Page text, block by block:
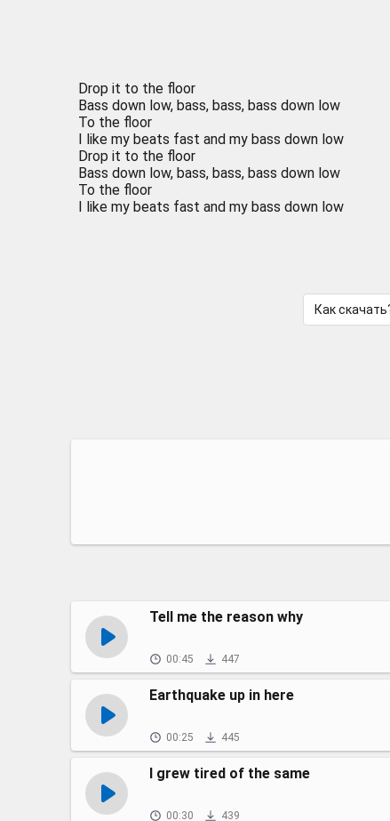
Drop it to the floor
Bass down low, bass, bass, bass down low
To the floor
I like my beats fast and my bass down low
Drop it to the floor
Bass down low, bass, bass, bass down low
To the floor
I like my beats fast and my bass down low
Как
Tell me the reason why
00:45 447
Earthquake up in here
00:25 445
I grew tired of the same
00:30 439